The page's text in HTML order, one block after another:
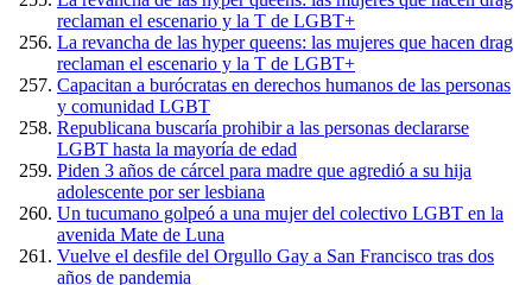
reclaman el escenario y la T de LGBT+
La revancha de las hyper queens: las mujeres que hacen drag
reclaman el escenario y la T de LGBT+
Capacitan a burócratas en derechos humanos de las personas
y comunidad LGBT
Republicana buscaría prohibir a las personas declararse
LGBT hasta la mayoría de edad
Piden 3 años de cárcel para madre que agredió a su hija
adolescente por ser lesbiana
Un tucumano golpeó a una mujer del colectivo LGBT en la
avenida Mate de Luna
Vuelve el desfile del Orgullo Gay a San Francisco tras dos
años de pandemia